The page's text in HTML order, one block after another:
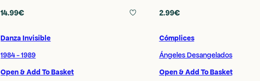
14.99€
Danza Invisible
1984 - 1989
2.99€
Cómplices
Ángeles Desangelados